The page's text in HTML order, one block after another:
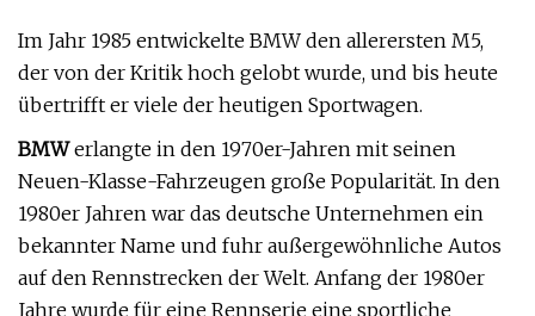
Im Jahr 1985 entwickelte BMW den allerersten M5,
der von der Kritik hoch gelobt wurde, und bis heute
übertrifft er viele der heutigen Sportwagen.
BMWerlangte in den 1970er-Jahren mit seinen
Neuen-Klasse-Fahrzeugen große Popularität. In den
1980er Jahren war das deutsche Unternehmen ein
bekannter Name und fuhr außergewöhnliche Autos
auf den Rennstrecken der Welt. Anfang der 1980er
Jahre wurde für eine Rennserie eine sportliche